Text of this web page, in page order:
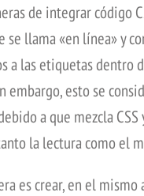
de integrar código
se llama «en línea» y
a las etiquetas dentro
embargo, esto se
a que mezcla CSS
la lectura como el
es crear, en el mismo